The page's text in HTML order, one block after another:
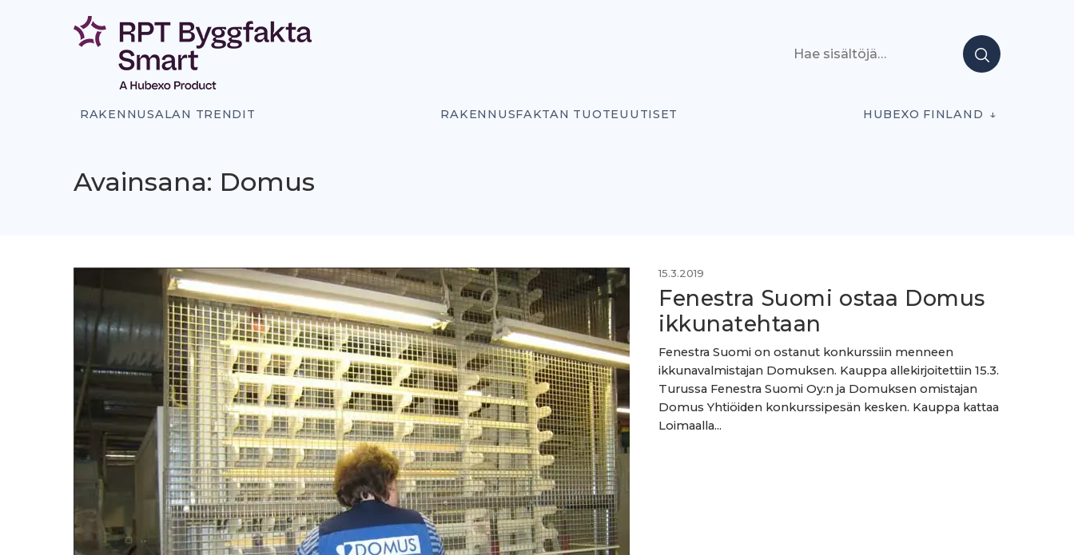
RAKENNUSALAN TRENDIT RAKENNUSFAKTAN TUOTEUUTISET HUBEXO FINLAND
Avainsana: Domus
15.3.2019
Fenestra Suomi ostaa Domus
ikkunatehtaan
Fenestra Suomi on ostanut konkurssiin menneen
ikkunavalmistajan Domuksen. Kauppa allekirjoitettiin 15.3.
Turussa Fenestra Suomi Oy:n ja Domuksen omistajan
Domus Yhtiöiden konkurssipesän kesken. Kauppa kattaa
Loimaalla...